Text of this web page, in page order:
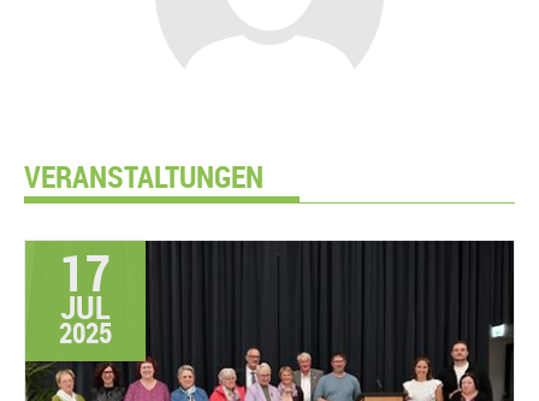
VERANSTALTUNGEN
17
JUL
2025